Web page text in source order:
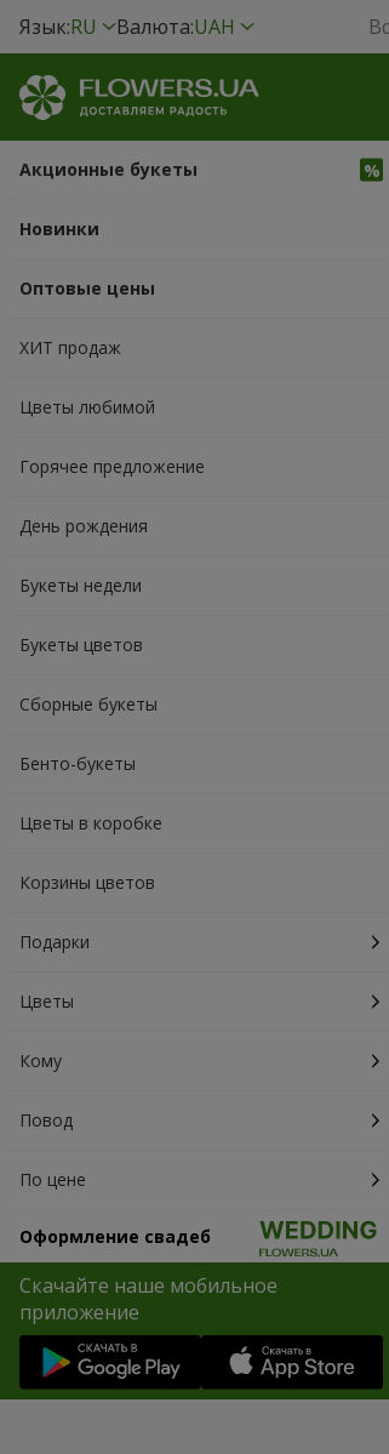
Язык:RU Валюта:UAH
Акционные букеты
Новинки
Оптовые цены
ХИТ продаж
Цветы любимой
Горячее предложение
День рождения
Букеты недели
Букеты цветов
Сборные букеты
Бенто-букеты
Цветы в коробке
Корзины цветов
Подарки
Цветы
Кому
Повод
По цене
Оформление свадеб
Скачайте наше мобильное
приложение